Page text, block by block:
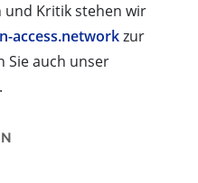
und Kritik stehen wir
access.networkzur
Sie auch unser